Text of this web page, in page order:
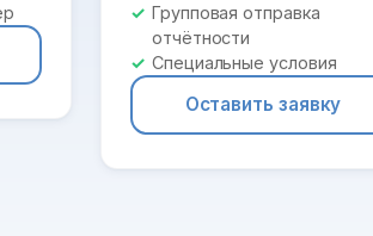
Групповая отправка
отчётности
Специальные условия
Оставить заявку